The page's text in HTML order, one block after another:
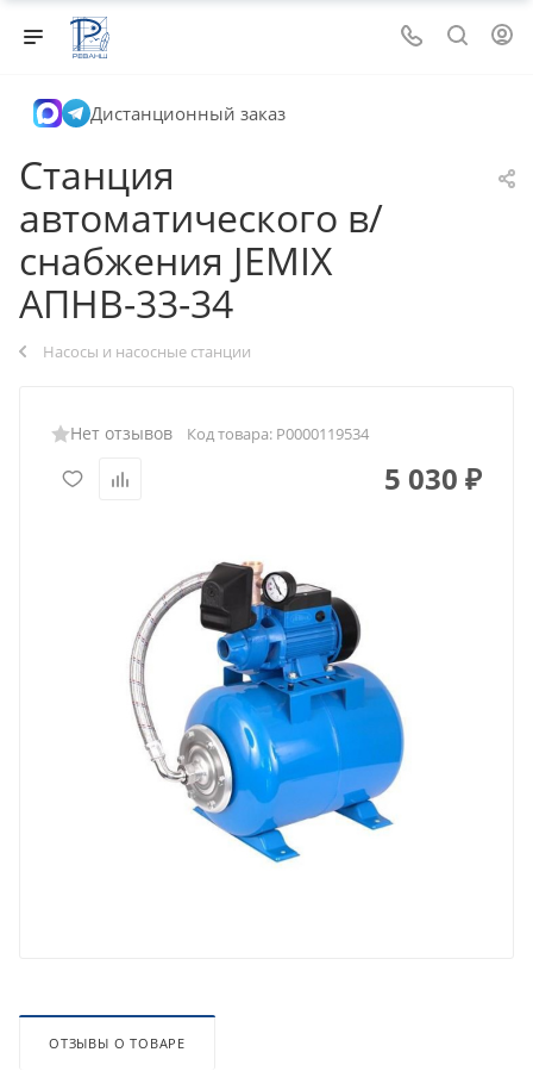
Дистанционный заказ
Станция
автоматического в/
снабжения JEMIX
АПНВ-33-34
Насосы и насосные станции
Нет отзывов Код товара: Р0000119534
5 030 ₽
ОТЗЫВЫ О ТОВАРЕ